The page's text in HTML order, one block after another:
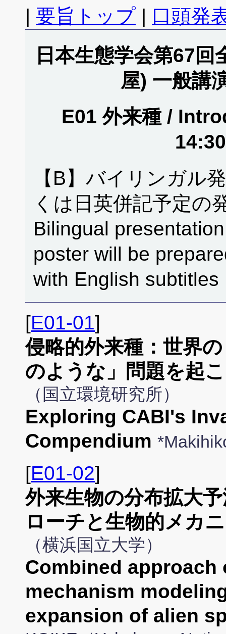
| 要旨トップ | 口頭発
日本生態学会第67
屋) 一般講
E01 外来種 /
【B】バイリンガル
くは日英併記予定の
Bilingual
poster will be
with English subtitles
[E01-01]
侵略的外来種：世界
のような」問題を起
（国立環境研究所）
Exploring CABI's
Compendium
[E01-02]
外来生物の分布拡大
ローチと生物的メカ
（横浜国立大学）
Combined
mechanism
expansion of alien